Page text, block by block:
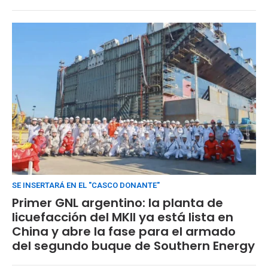
SE INSERTARÁ EN EL "CASCO DONANTE"
Primer GNL argentino: la planta de
licuefacción del MKII ya está lista en
China y abre la fase para el armado
del segundo buque de Southern Energy